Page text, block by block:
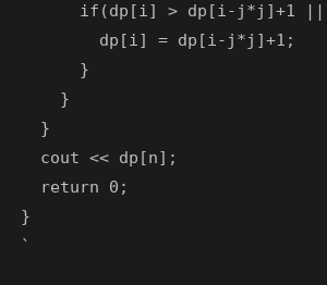
if(dp[i] > dp[i-j*j]+1
        dp[i] = dp[i-j*j]+1;
      }
    }
  }
  cout << dp[n];
  return 0;
}
`